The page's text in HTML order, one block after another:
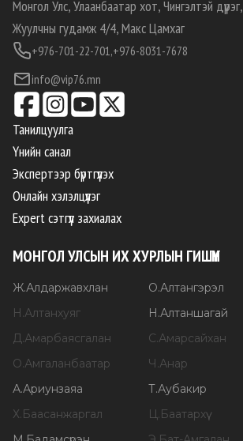
Монгол Улс, Улаанбаатар хот, Чингэлтэй дүүрэг,
Жуулчны гудамж 4/4, Макс Цамхаг
+976-701-22-701,+976-8031-7678
info@vip76.mn
Танилцуулга
Үнийн санал
Экспертээр бүртгүүлэх
Онлайн хэлэлцүүлэг
Expert сэтгүүл захиалах
МОНГОЛ УЛСЫН ИХ ХУРЛЫН ГИШҮҮН
Ж.Алдаржавхлан О.Алтангэрэл
Н.Алтанхуяг Н.Алтаншагай
Д.Амарбаясгалан С.Амарсайхан
О.Амгаланбаатар Ч.Анар
А.Ариунзаяа Т.Аубакир
Х.Баасанжаргал Ц.Баатархүү